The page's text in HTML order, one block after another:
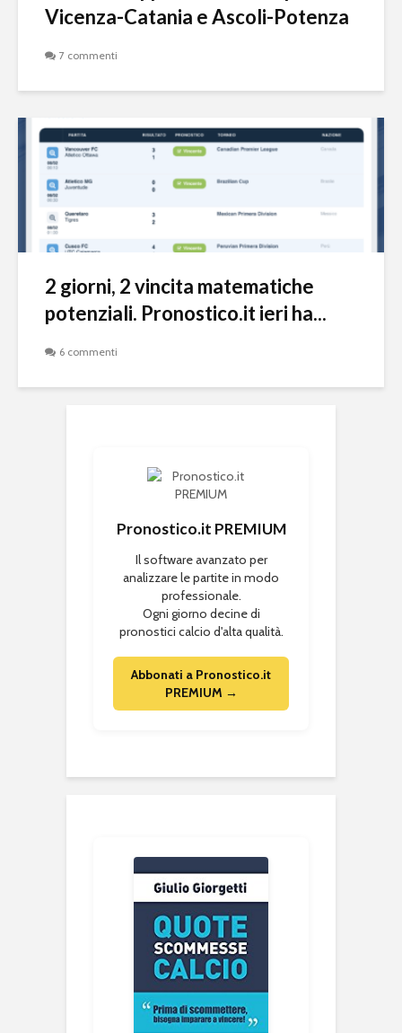
Vicenza-Catania e Ascoli-Potenza
7 commenti
2 giorni, 2 vincita matematiche
potenziali. Pronostico.it ieri ha...
6 commenti
Pronostico.it PREMIUM
Il software avanzato per
analizzare le partite in modo
professionale.
Ogni giorno decine di
pronostici calcio d'alta qualità.
Abbonati a Pronostico.it
PREMIUM →